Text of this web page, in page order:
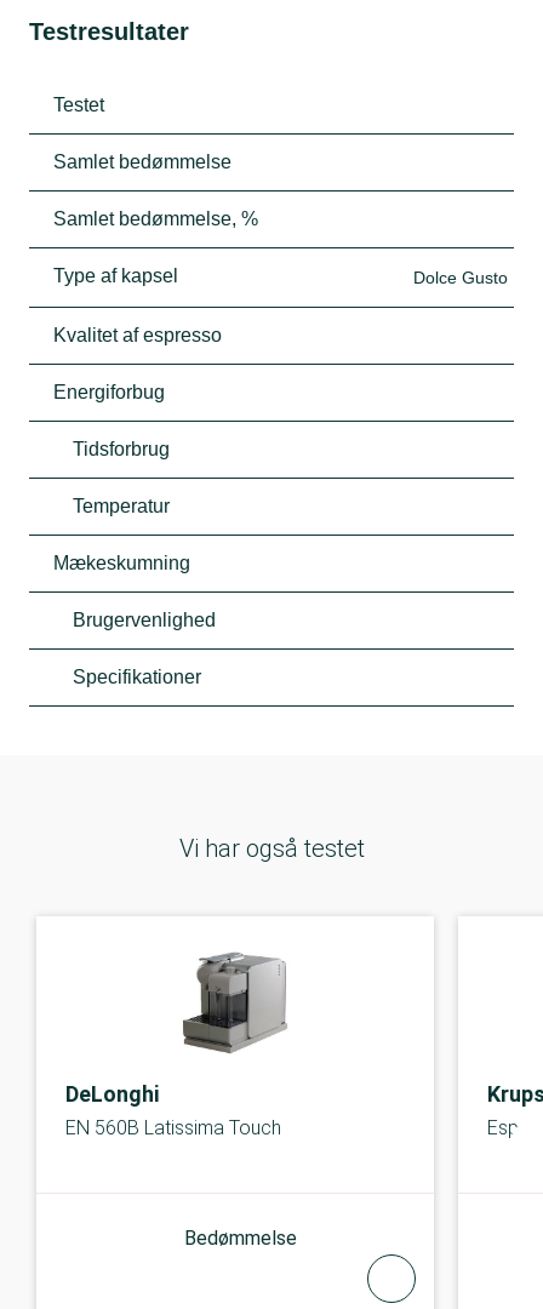
Testresultater
Testet
Samlet bedømmelse
Samlet bedømmelse, %
Type af kapsel Dolce Gusto
Kvalitet af espresso
Energiforbug
Tidsforbrug
Temperatur
Mækeskumning
Brugervenlighed
Specifikationer
Vi har også testet
DeLonghi
EN 560B Latissima Touch
Bedømmelse